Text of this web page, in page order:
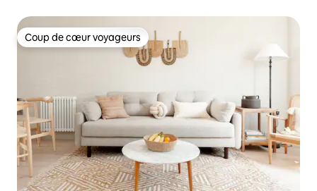
Coup de cœur voyageurs
Coup de cœur voyageurs